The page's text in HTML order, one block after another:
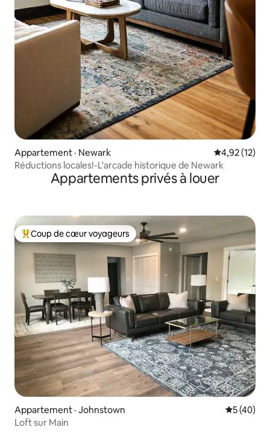
Appartement · Newark Note
4,92 (12)
Réductions locales!-L'arcade historique de Newark
Appartements privés à louer
Coup de cœur voyageurs parmi les plus aimés
Coup de cœur voyageurs
Appartement · Johnstown Note
5 (40)
Loft sur Main